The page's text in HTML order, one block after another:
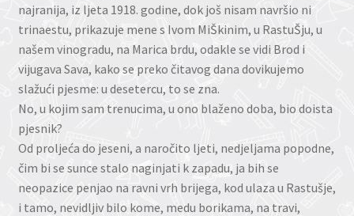
najranija, iz ljeta 1918. godine, dok još nisam navršio ni
trinaestu, prikazuje mene s Ivom MiŠkinim, u RastuŠju, u
našem vinogradu, na Marica brdu, odakle se vidi Brod i
vijugava Sava, kako se preko čitavog dana dovikujemo
slažući pjesme: u desetercu, to se zna.
No, u kojim sam trenucima, u ono blaženo doba, bio doista
pjesnik?
Od proljeća do jeseni, a naročito ljeti, nedjeljama popodne,
čim bi se sunce stalo naginjati k zapadu, ja bih se
neopazice penjao na ravni vrh brijega, kod ulaza u Rastušje,
i tamo, nevidljiv bilo kome, medu borikama, na travi,